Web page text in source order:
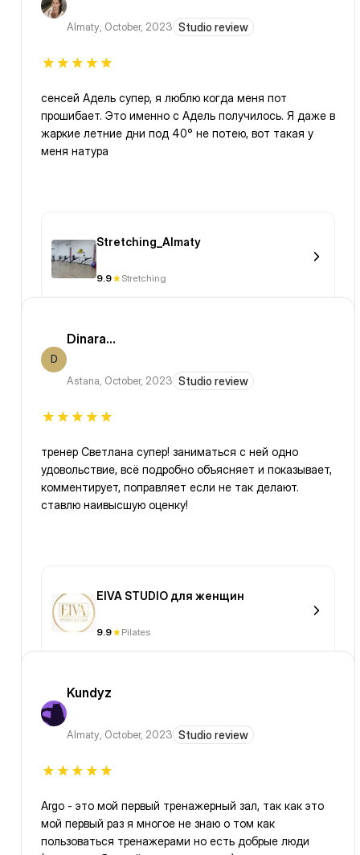
Almaty, October, 2023 Studio review
сенсей Адель супер, я люблю когда меня пот
прошибает. Это именно с Адель получилось. Я даже в
жаркие летние дни под 40° не потею, вот такая у
меня натура
Stretching_Almaty
9.9 Stretching
D
Dinara...
Astana, October, 2023 Studio review
тренер Светлана супер! заниматься с ней одно
удовольствие, всё подробно объясняет и показывает,
комментирует, поправляет если не так делают.
ставлю наивысшую оценку!
EIVA STUDIO для женщин
9.9 Pilates
Kundyz
Almaty, October, 2023 Studio review
Argo - это мой первый тренажерный зал, так как это
мой первый раз я многое не знаю о том как
пользоваться тренажерами но есть добрые люди